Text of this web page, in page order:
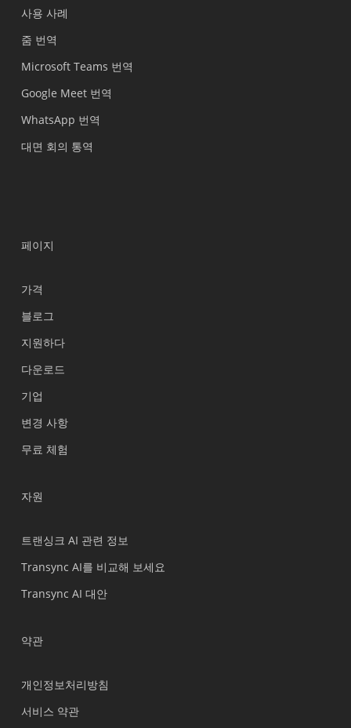
사용 사례
줌 번역
Microsoft Teams 번역
Google Meet 번역
WhatsApp 번역
대면 회의 통역
페이지
가격
블로그
지원하다
다운로드
기업
변경 사항
무료 체험
자원
트랜싱크 AI 관련 정보
Transync AI를 비교해 보세요
Transync AI 대안
약관
개인정보처리방침
서비스 약관